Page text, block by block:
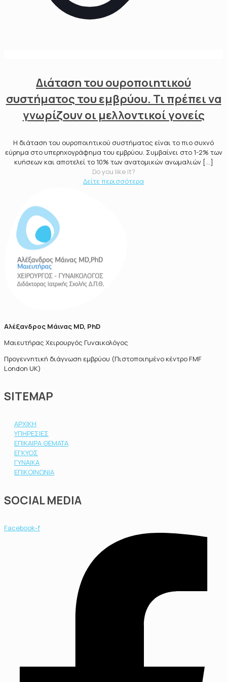
Διάταση του ουροποιητικού
συστήματος του εμβρύου. Τι πρέπει να
γνωρίζουν οι μελλοντικοί γονείς
Η διάταση του ουροποιητικού συστήματος είναι το πιο συχνό
εύρημα στο υπερηχογράφημα του εμβρύου. Συμβαίνει στο 1-2% των
κυήσεων και αποτελεί το 10% των ανατομικών ανωμαλιών[…]
Do you like it?
Δείτε περισσότερα
Αλέξανδρος Μάινας MD, PhD
Μαιευτήρας Χειρουργός Γυναικολόγος
Προγεννητική διάγνωση εμβρύου (Πιστοποιημένο κέντρο FMF
London UK)
SITEMAP
ΑΡΧΙΚΗ
ΥΠΗΡΕΣΙΕΣ
ΕΠΙΚΑΙΡΑ ΘΕΜΑΤΑ
ΕΓΚΥΟΣ
ΓΥΝΑΙΚΑ
ΕΠΙΚΟΙΝΩΝΙΑ
SOCIAL MEDIA
Facebook-f